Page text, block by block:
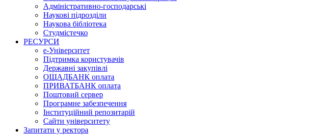
Адміністративно-господарські
Наукові підрозділи
Наукова бібліотека
Студмістечко
РЕСУРСИ
е-Університет
Підтримка користувачів
Державні закупівлі
ОЩАДБАНК оплата
ПРИВАТБАНК оплата
Поштовий сервер
Програмне забезпечення
Інституційний репозитарій
Сайти університету
Запитати у ректора